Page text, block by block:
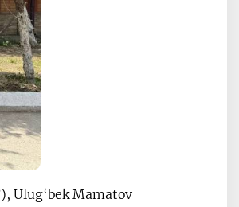
Ulug‘bek Mamatov